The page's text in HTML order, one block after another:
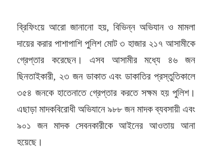
ব্রিফিংয়ে আরো জানানো হয়, বিভিন্ন অভিযান ও মামলা
দায়ের করার পাশাপাশি পুলিশ মোট ৩ হাজার ২১৭ আসামীকে
গ্রেপ্তার করেছেন। এসব আসামীর মধ্যে ৪৬ জন
ছিনতাইকারী, ২৩ জন ডাকাত এবং ডাকাতির প্রস্তুতিকালে
৩৫৪ জনকে হাতেনাতে গ্রেপ্তার করতে সক্ষম হয় পুলিশ।
এছাড়া মাদকবিরোধী অভিযানে ৯৮৮ জন মাদক ব্যবসায়ী এবং
৯০১ জন মাদক সেবনকারীকে আইনের আওতায় আনা
হয়েছে।